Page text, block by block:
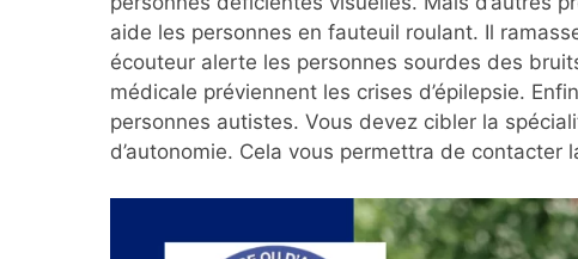
aide les personnes en fauteuil roulant. Il
écouteur alerte les personnes sourdes des
médicale préviennent les crises d’épilepsie.
personnes autistes. Vous devez cibler la
d’autonomie. Cela vous permettra de contacter